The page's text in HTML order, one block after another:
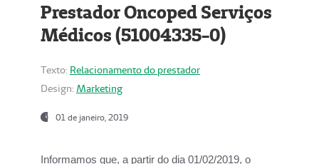
Prestador Oncoped Serviços
Médicos (51004335-0)
Texto: Relacionamento do prestador
Design: Marketing
01 de janeiro, 2019
Informamos que, a partir do dia 01/02/2019, o